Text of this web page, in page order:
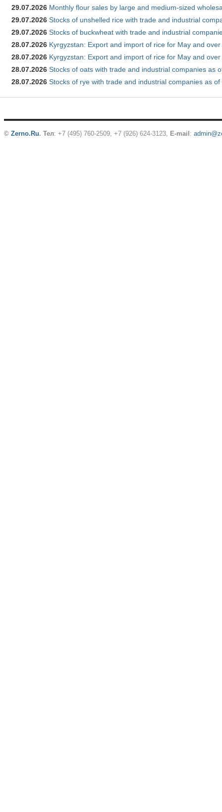
29.07.2026 Monthly flour sales by large and medium-sized
29.07.2026 Stocks of unshelled rice with trade and industrial
29.07.2026 Stocks of buckwheat with trade and industrial
28.07.2026 Kyrgyzstan: Export and import of rice for May and
28.07.2026 Kyrgyzstan: Export and import of rice for May and
28.07.2026 Stocks of oats with trade and industrial companies as
28.07.2026 Stocks of rye with trade and industrial companies as
© Zerno.Ru. Тел: +7 (495) 760-2509, +7 (926) 624-3123, E-mail :